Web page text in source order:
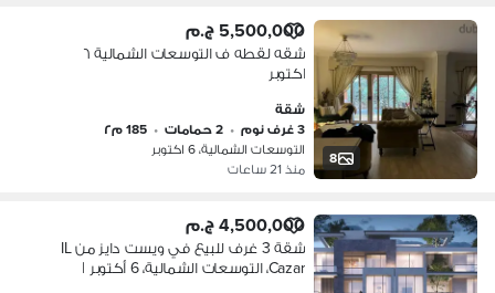
8
5,500,000 ج.م
شقه لقطه ف التوسعات الشمالية ٦
اكتوبر
شقة
3 غرف نوم
• 2 حمامات • 185 م٢
التوسعات الشمالية، 6 اكتوبر
منذ 21 ساعات
4,500,000 ج.م
شقة 3 غرف للبيع في ويست دايز من IL
Cazar، التوسعات الشمالية، 6 أكتوبر |